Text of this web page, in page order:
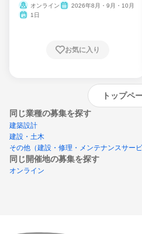
ム
オンライン
2026年8月・9月・10月
1日
お気に入り
トップペ
同じ業種の募集を探す
建築設計
建設・土木
その他（建設・修理・メンテナンスサービ
同じ開催地の募集を探す
オンライン